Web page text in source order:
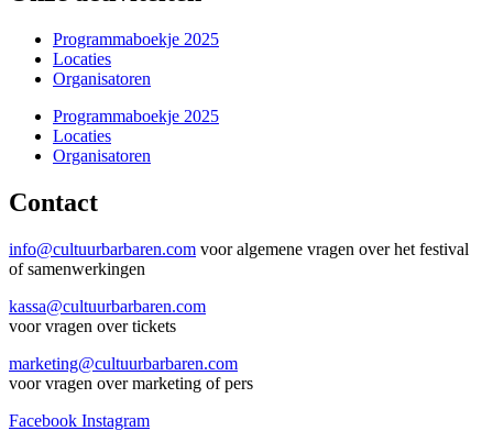
Programmaboekje 2025
Locaties
Organisatoren
Programmaboekje 2025
Locaties
Organisatoren
Contact
info@cultuurbarbaren.com voor algemene vragen over het festival
of samenwerkingen
kassa@cultuurbarbaren.com
voor vragen over tickets
marketing@cultuurbarbaren.com
voor vragen over marketing of pers
Facebook Instagram